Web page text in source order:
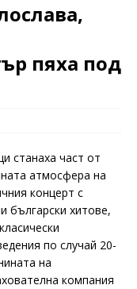
пяха под
станаха част от
атмосфера на
концерт с
български хитове,
по случай 20-
на
компания